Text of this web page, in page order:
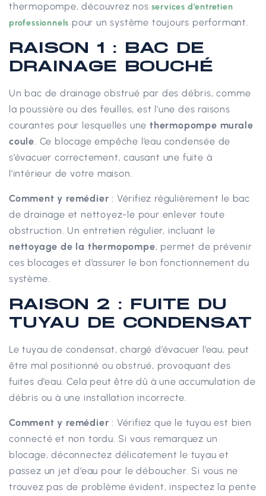
thermopompe, découvrez nos services d’entretien
professionnels pour un système toujours performant.
RAISON 1 : BAC DE
DRAINAGE BOUCHÉ
Un bac de drainage obstrué par des débris, comme
la poussière ou des feuilles, est l’une des raisons
courantes pour lesquelles unethermopompe murale
coule. Ce blocage empêche l’eau condensée de
s’évacuer correctement, causant une fuite à
l’intérieur de votre maison.
Comment y remédier : Vérifiez régulièrement le bac
de drainage et nettoyez-le pour enlever toute
obstruction. Un entretien régulier, incluant le
nettoyage de la thermopompe, permet de prévenir
ces blocages et d’assurer le bon fonctionnement du
système.
RAISON 2 : FUITE DU
TUYAU DE CONDENSAT
Le tuyau de condensat, chargé d’évacuer l’eau, peut
être mal positionné ou obstrué, provoquant des
fuites d’eau. Cela peut être dû à une accumulation de
débris ou à une installation incorrecte.
Comment y remédier : Vérifiez que le tuyau est bien
connecté et non tordu. Si vous remarquez un
blocage, déconnectez délicatement le tuyau et
passez un jet d’eau pour le déboucher. Si vous ne
trouvez pas de problème évident, inspectez la pente